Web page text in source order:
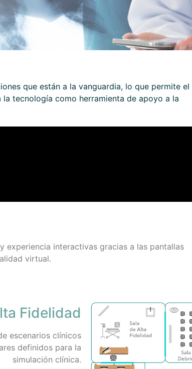
que están a la vanguardia, lo que permite el
tecnología como herramienta de apoyo a la
experiencia interactivas gracias a las pantallas
virtual.
Fidelidad
escenarios clínicos
definidos para la
simulación clínica.